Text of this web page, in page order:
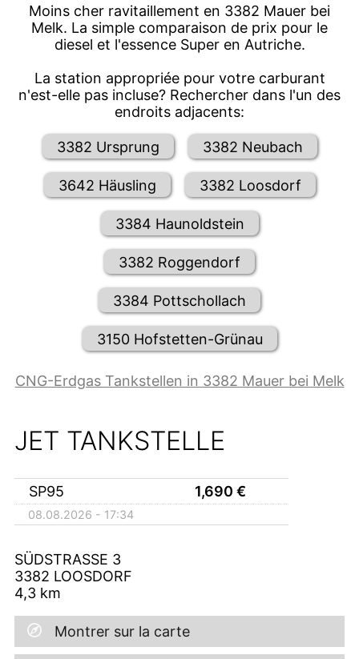
Moins cher ravitaillement en 3382 Mauer bei
Melk. La simple comparaison de prix pour le
diesel et l'essence Super en Autriche.
La station appropriée pour votre carburant
n'est-elle pas incluse? Rechercher dans l'un des
endroits adjacents:
3382 Ursprung 3382 Neubach
3642 Häusling 3382 Loosdorf
3384 Haunoldstein
3382 Roggendorf
3384 Pottschollach
3150 Hofstetten-Grünau
CNG-Erdgas Tankstellen in 3382 Mauer bei Melk
JET TANKSTELLE
SP95 1,690 €
08.08.2026 - 17:34
SÜDSTRASSE 3
3382 LOOSDORF
4,3 km
Montrer sur la carte